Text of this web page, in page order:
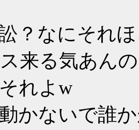
？なにそれ
来る気あん
れよw
かないで誰